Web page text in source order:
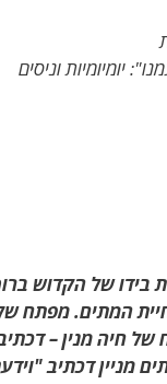
יומיומיות וניסים
בידו של הקדוש
המתים. מפתח
חיה מנין –
מניין דכתיב